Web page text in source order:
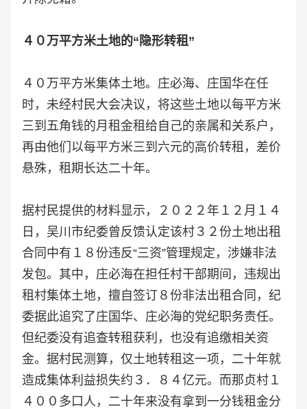
４０万平方米土地的“隐形转租”
４０万平方米集体土地。庄必海、庄国华在任
时，未经村民大会决议，将这些土地以每平方米
三到五角钱的月租金租给自己的亲属和关系户，
再由他们以每平方米三到六元的高价转租，差价
悬殊，租期长达二十年。
据村民提供的材料显示，２０２２年１２月１４
日，吴川市纪委曾反馈认定该村３２份土地出租
合同中有１８份违反“三资”管理规定，涉嫌非法
发包。其中，庄必海在担任村干部期间，违规出
租村集体土地，擅自签订８份非法出租合同，纪
委据此追究了庄国华、庄必海的党纪职务责任。
但纪委没有追查转租获利，也没有追缴相关资
金。据村民测算，仅土地转租这一项，二十年就
造成集体利益损失约３．８４亿元。而那贞村１
４００多口人，二十年来没有拿到一分钱租金分